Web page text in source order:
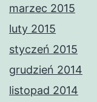
marzec 2015
luty 2015
styczeń 2015
grudzień 2014
listopad 2014